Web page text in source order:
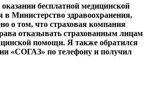
бесплатной медицинской
Министерство здравоохранения,
о том, что страховая компания
отказывать страхованным лицам
помощи. Я также обратился
«СОГАЗ» по телефону и получил